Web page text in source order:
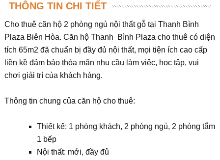
THÔNG TIN CHI TIẾT
Cho thuê căn hộ 2 phòng ngủ nội thất gỗ tại Thanh Bình
Plaza Biên Hòa. Căn hộ Thanh Bình Plaza cho thuê có diện
tích 65m2 đã chuẩn bị đầy đủ nội thất, mọi tiện ích cao cấp
liền kề đảm bảo thỏa mãn nhu cầu làm việc, học tập, vui
chơi giải trí của khách hàng.
Thông tin chung của căn hộ cho thuê:
Thiết kế: 1 phòng khách, 2 phòng ngủ, 2 phòng tắm
1 bếp
Nội thất: mới, đầy đủ